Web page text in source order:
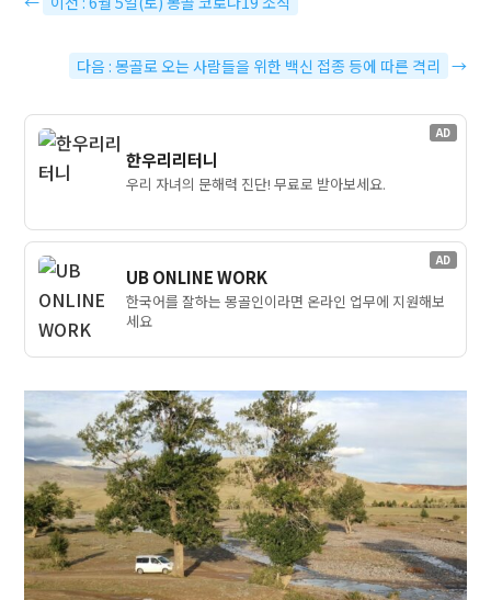
다음 : 몽골로 오는 사람들을 위한 백신 접종 등에 따른 격리 →
AD
한우리리터니
우리 자녀의 문해력 진단! 무료로 받아보세요.
AD
UB ONLINE WORK
한국어를 잘하는 몽골인이라면 온라인 업무에 지원해보
세요